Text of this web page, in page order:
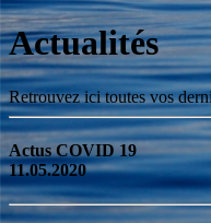
Actualités
Retrouvez ici toutes vos
Actus COVID 19
11.05.2020